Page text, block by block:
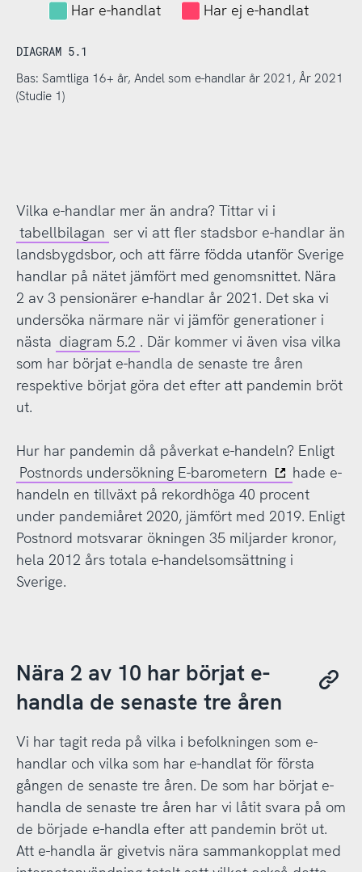
Har e-handlat Har ej e-handlat
DIAGRAM 5.1
Bas: Samtliga 16+ år, Andel som e-handlar år 2021, År 2021
(Studie 1)
Vilka e-handlar mer än andra? Tittar vi i
tabellbilagan ser vi att fler stadsbor e-handlar än
landsbygdsbor, och att färre födda utanför Sverige
handlar på nätet jämfört med genomsnittet. Nära
2 av 3 pensionärer e-handlar år 2021. Det ska vi
undersöka närmare när vi jämför generationer i
nästa diagram 5.2 . Där kommer vi även visa vilka
som har börjat e-handla de senaste tre åren
respektive börjat göra det efter att pandemin bröt
ut.
Hur har pandemin då påverkat e-handeln? Enligt
Postnords undersökning E-barometern
hade e-
handeln en tillväxt på rekordhöga 40 procent
under pandemiåret 2020, jämfört med 2019. Enligt
Postnord motsvarar ökningen 35 miljarder kronor,
hela 2012 års totala e-handelsomsättning i
Sverige.
Nära 2 av 10 har börjat e-
handla de senaste tre åren
Vi har tagit reda på vilka i befolkningen som e-
handlar och vilka som har e-handlat för första
gången de senaste tre åren. De som har börjat e-
handla de senaste tre åren har vi låtit svara på om
de började e-handla efter att pandemin bröt ut.
Att e-handla är givetvis nära sammankopplat med